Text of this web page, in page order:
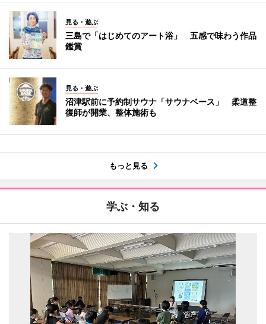
見る・遊ぶ
三島で「はじめてのアート浴」 五感で味わう作品
鑑賞
見る・遊ぶ
沼津駅前に予約制サウナ「サウナベース」 柔道整
復師が開業、整体施術も
もっと見る
学ぶ・知る